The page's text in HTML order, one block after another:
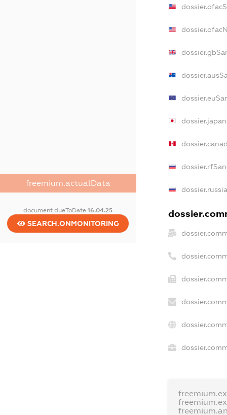
freemium.actualData
document.dueToDate16.04.25
SEARCH.ONMONITORING